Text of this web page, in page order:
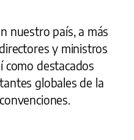
nuestro país, a más
y ministros
como destacados
globales de la